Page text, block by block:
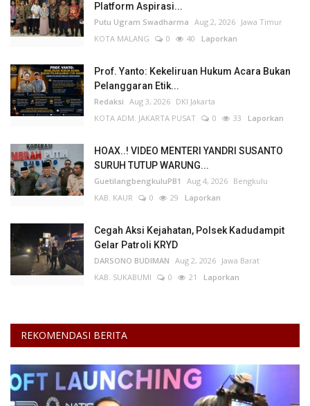
Platform Aspirasi...
Putu Ugram Swadharma Aug 2, 2026 Jawa Timur
KOTA MALANG
0 40 Laporkan
Prof. Yanto: Kekeliruan Hukum Acara Bukan
Pelanggaran Etik...
Redaksi Aug 3, 2026 DKI Jakarta
KOTA ADM. JAKARTA PUSAT
0 33 Laporkan
HOAX..! VIDEO MENTERI YANDRI SUSANTO
SURUH TUTUP WARUNG...
GuetilangbengkuluPB1 Aug 4, 2026 Bengkulu
KAB. KAUR
0 29 Laporkan
Cegah Aksi Kejahatan, Polsek Kadudampit
Gelar Patroli KRYD
DARSONO BUDIMAN Aug 2, 2026 Jawa Barat
KAB. SUKABUMI
0 21 Laporkan
REKOMENDASI BERITA